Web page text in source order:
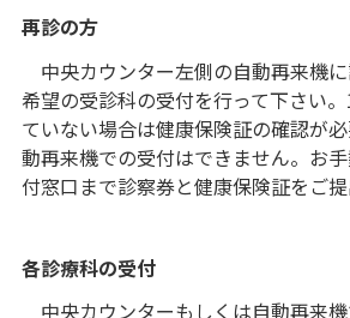
再診の方
中央カウンター左側の自動再来機
希望の受診科の受付を行って下さい
ていない場合は健康保険証の確認が
動再来機での受付はできません。お
付窓口まで診察券と健康保険証をご提
各診療科の受付
中央カウンターもしくは自動再来